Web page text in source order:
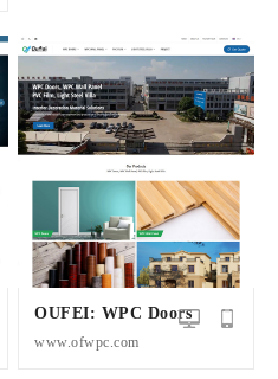
OUFEI: WPC Doors
www.ofwpc.com